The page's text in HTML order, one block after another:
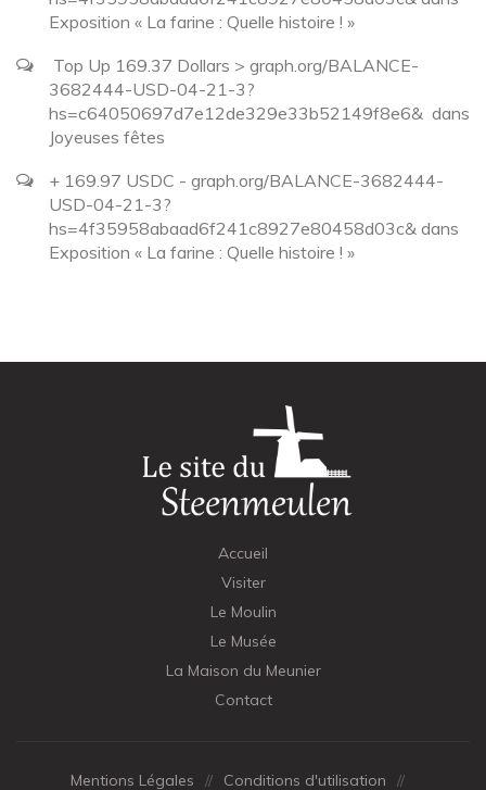
Exposition « La farine : Quelle histoire ! »
️ Top Up 169.37 Dollars > graph.org/BALANCE-
3682444-USD-04-21-3?
hs=c64050697d7e12de329e33b52149f8e6& ️ dans
Joyeuses fêtes
+ 169.97 USDC - graph.org/BALANCE-3682444-
USD-04-21-3?
hs=4f35958abaad6f241c8927e80458d03c& dans
Exposition « La farine : Quelle histoire ! »
Accueil
Visiter
Le Moulin
Le Musée
La Maison du Meunier
Contact
Mentions Légales // Conditions d'utilisation //